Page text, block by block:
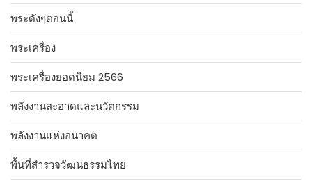
พระดังๆตอนนี้
พระเครื่อง
พระเครื่องยอดนิยม 2566
พลังงานสะอาดและนวัตกรรม
พลังงานแห่งอนาคต
พื้นที่สำรวจวัฒนธรรมไทย